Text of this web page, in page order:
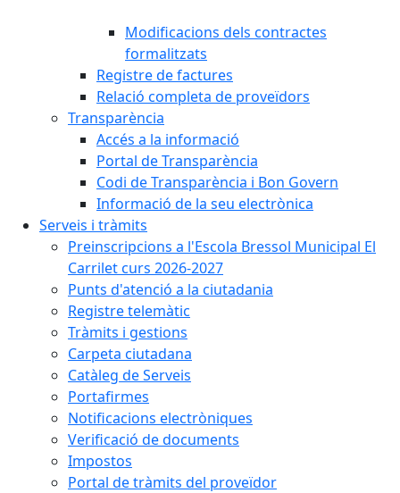
Modificacions dels contractes
formalitzats
Registre de factures
Relació completa de proveïdors
Transparència
Accés a la informació
Portal de Transparència
Codi de Transparència i Bon Govern
Informació de la seu electrònica
Serveis i tràmits
Preinscripcions a l'Escola Bressol Municipal El
Carrilet curs 2026-2027
Punts d'atenció a la ciutadania
Registre telemàtic
Tràmits i gestions
Carpeta ciutadana
Catàleg de Serveis
Portafirmes
Notificacions electròniques
Verificació de documents
Impostos
Portal de tràmits del proveïdor